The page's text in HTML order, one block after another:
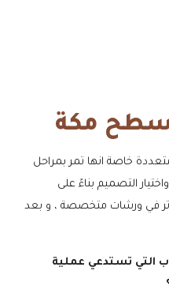
مكة
خاصة انها تمر بمراحل
التصميم بناءً على
في ورشات متخصصة ، و بعد
التي تستدعي عملية